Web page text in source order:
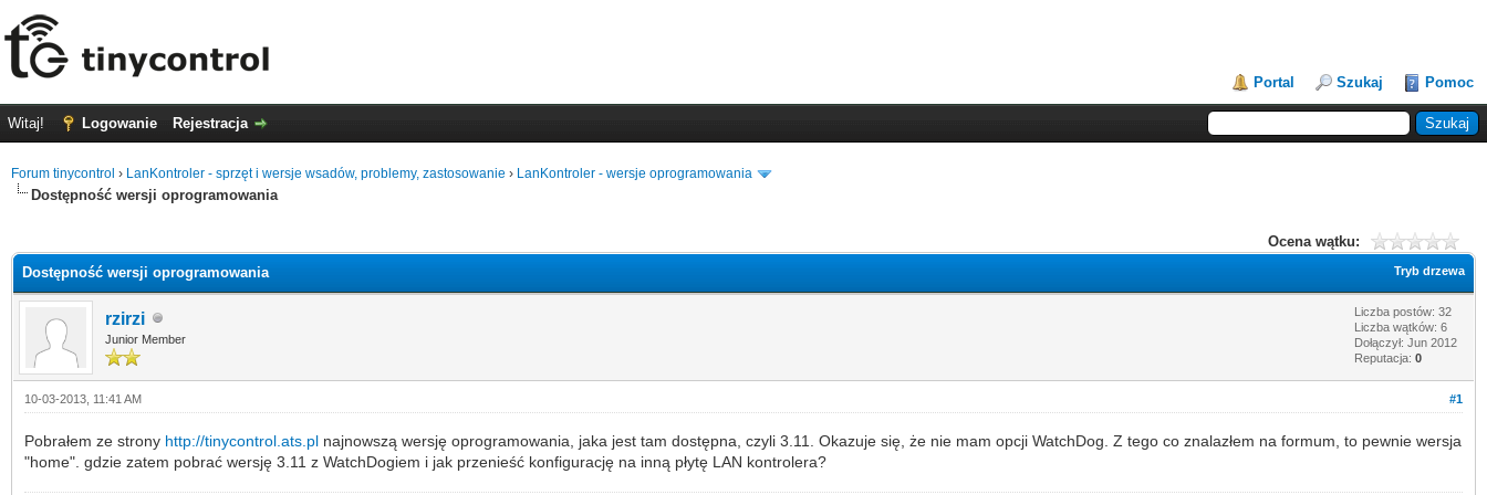
Portal Szukaj Pomoc
Witaj! Logowanie Rejestracja
Forum tinycontrol › LanKontroler - sprzęt i wersje wsadów, problemy, zastosowanie › LanKontroler - wersje oprogramowania
Dostępność wersji oprogramowania
Ocena wątku:
Tryb drzewa
Dostępność wersji oprogramowania
rzirzi
Junior Member
Liczba postów: 32
Liczba wątków: 6
Dołączył: Jun 2012
Reputacja: 0
#1
10-03-2013, 11:41 AM
Pobrałem ze strony http://tinycontrol.ats.pl najnowszą wersję oprogramowania, jaka jest tam dostępna, czyli 3.11. Okazuje się, że nie mam opcji WatchDog. Z tego co znalazłem na formum, to pewnie wersja
"home". gdzie zatem pobrać wersję 3.11 z WatchDogiem i jak przenieść konfigurację na inną płytę LAN kontrolera?